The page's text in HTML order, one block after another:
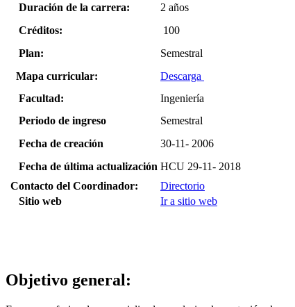
Duración de la carrera:
2 años
Créditos:
100
Plan:
Semestral
Mapa curricular:
Descarga
Facultad:
Ingeniería
Periodo de ingreso
Semestral
Fecha de creación
30-11- 2006
Fecha de última actualización HCU 29-11- 2018
Contacto del Coordinador:
Directorio
Sitio web
Ir a sitio web
Objetivo general: